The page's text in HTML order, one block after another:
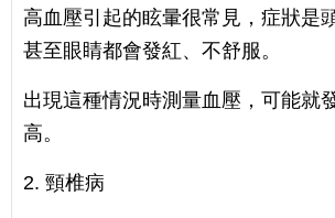
高血壓引起的眩暈很常見，症狀是
甚至眼睛都會發紅、不舒服。
出現這種情況時測量血壓，可能就
高。
2. 頸椎病